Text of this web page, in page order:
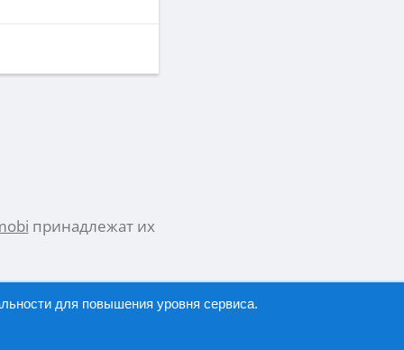
принадлежат их
для повышения уровня сервиса.